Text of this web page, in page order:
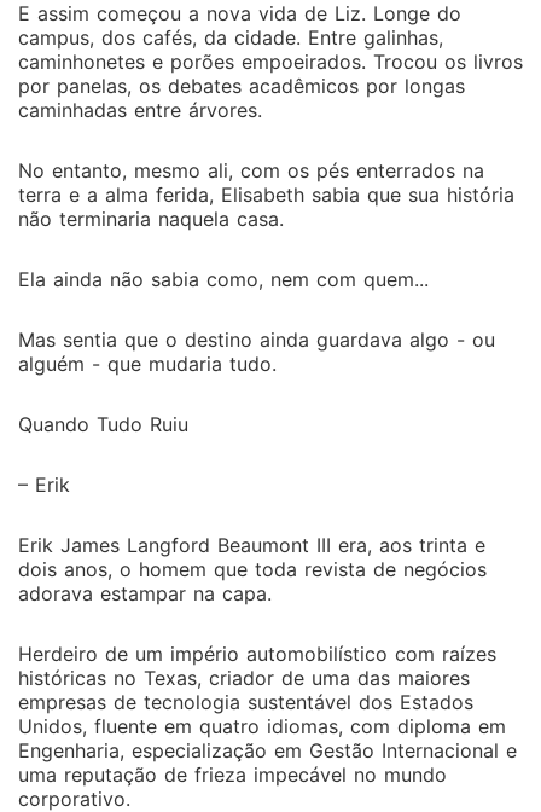
E assim começou a nova vida de Liz. Longe do
campus, dos cafés, da cidade. Entre galinhas,
caminhonetes e porões empoeirados. Trocou os livros
por panelas, os debates acadêmicos por longas
caminhadas entre árvores.
No entanto, mesmo ali, com os pés enterrados na
terra e a alma ferida, Elisabeth sabia que sua história
não terminaria naquela casa.
Ela ainda não sabia como, nem com quem...
Mas sentia que o destino ainda guardava algo - ou
alguém - que mudaria tudo.
Quando Tudo Ruiu
– Erik
Erik James Langford Beaumont III era, aos trinta e
dois anos, o homem que toda revista de negócios
adorava estampar na capa.
Herdeiro de um império automobilístico com raízes
históricas no Texas, criador de uma das maiores
empresas de tecnologia sustentável dos Estados
Unidos, fluente em quatro idiomas, com diploma em
Engenharia, especialização em Gestão Internacional e
uma reputação de frieza impecável no mundo
corporativo.